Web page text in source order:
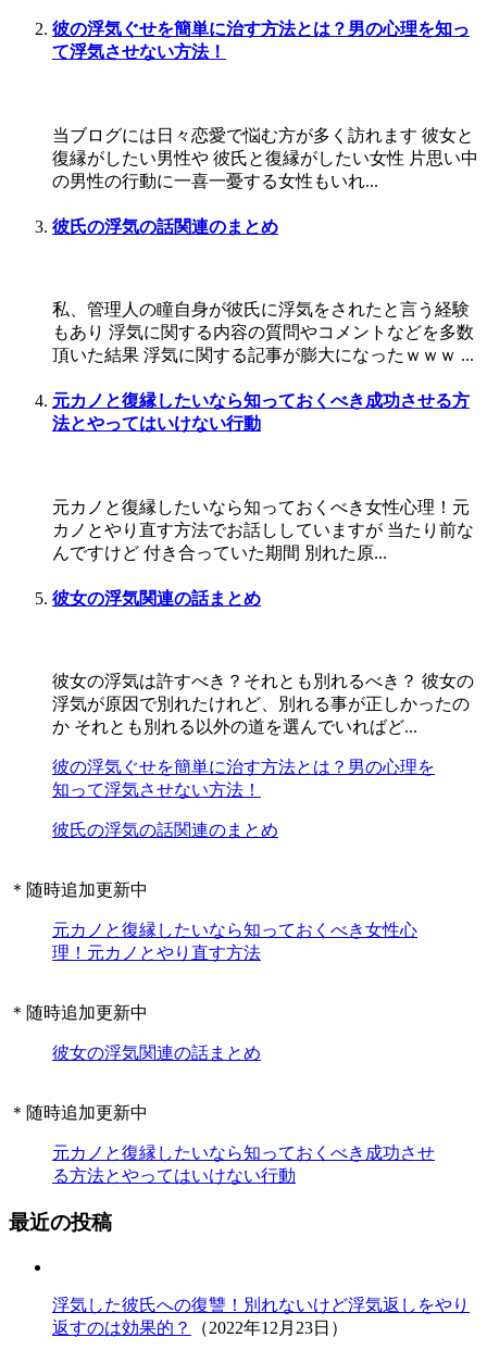
彼の浮気ぐせを簡単に治す方法とは？男の心理を知っ
て浮気させない方法！
当ブログには日々恋愛で悩む方が多く訪れます 彼女と
復縁がしたい男性や 彼氏と復縁がしたい女性 片思い中
の男性の行動に一喜一憂する女性もいれ...
彼氏の浮気の話関連のまとめ
私、管理人の瞳自身が彼氏に浮気をされたと言う経験
もあり 浮気に関する内容の質問やコメントなどを多数
頂いた結果 浮気に関する記事が膨大になったｗｗｗ ...
元カノと復縁したいなら知っておくべき成功させる方
法とやってはいけない行動
元カノと復縁したいなら知っておくべき女性心理！元
カノとやり直す方法でお話ししていますが 当たり前な
んですけど 付き合っていた期間 別れた原...
彼女の浮気関連の話まとめ
彼女の浮気は許すべき？それとも別れるべき？ 彼女の
浮気が原因で別れたけれど、別れる事が正しかったの
か それとも別れる以外の道を選んでいればど...
彼の浮気ぐせを簡単に治す方法とは？男の心理を
知って浮気させない方法！
彼氏の浮気の話関連のまとめ
＊随時追加更新中
元カノと復縁したいなら知っておくべき女性心
理！元カノとやり直す方法
＊随時追加更新中
彼女の浮気関連の話まとめ
＊随時追加更新中
元カノと復縁したいなら知っておくべき成功させ
る方法とやってはいけない行動
最近の投稿
浮気した彼氏への復讐！別れないけど浮気返しをやり
返すのは効果的？
（2022年12月23日）